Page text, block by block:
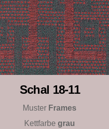
Schal 18-11
Muster Frames
Kettfarbegrau